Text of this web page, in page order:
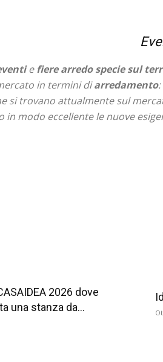
efiere arredo specie sul
in termini diarredamento:
si trovano attualmente sul
in modo eccellente le nuove
2026 dove
una stanza da...